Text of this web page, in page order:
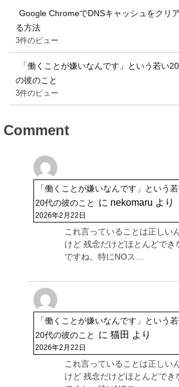
Google ChromeでDNSキャッシュをクリ
る方法
3件のビュー
「働くことが嫌いなんです」という若い
の彼のこと
3件のビュー
Comment
「働くことが嫌いなんです」という
20代の彼のこと
に nekomaru より
2026年2月22日
これ言っていることは正しい
けど 残念だけどほとんどでき
ですね。特にNOス…
「働くことが嫌いなんです」という
20代の彼のこと
に 猫田 より
2026年2月22日
これ言っていることは正しい
けど 残念だけどほとんどでき